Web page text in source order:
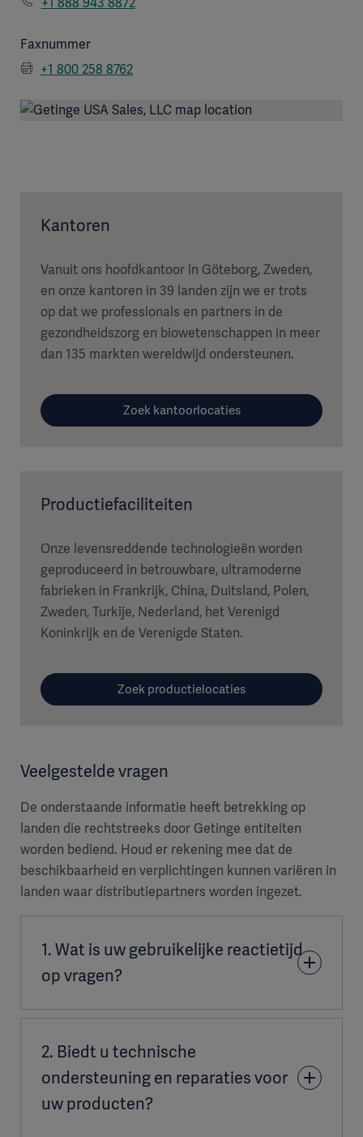
Faxnummer
+1 800 258 8762
Kantoren
Vanuit ons hoofdkantoor in Göteborg, Zweden,
en onze kantoren in 39 landen zijn we er trots
op dat we professionals en partners in de
gezondheidszorg en biowetenschappen in meer
dan 135 markten wereldwijd ondersteunen.
Zoek kantoorlocaties
Productiefaciliteiten
Onze levensreddende technologieën worden
geproduceerd in betrouwbare, ultramoderne
fabrieken in Frankrijk, China, Duitsland, Polen,
Zweden, Turkije, Nederland, het Verenigd
Koninkrijk en de Verenigde Staten.
Zoek productielocaties
Veelgestelde vragen
De onderstaande informatie heeft betrekking op
landen die rechtstreeks door Getinge entiteiten
worden bediend. Houd er rekening mee dat de
beschikbaarheid en verplichtingen kunnen variëren in
landen waar distributiepartners worden ingezet.
1. Wat is uw gebruikelijke reactietijd
op vragen?
vragen te reageren, doorgaans binnen twee tot drie
werkdagen. De reactietijd kan enigszins variëren,
afhankelijk van uw locatie. Voor de meest
nauwkeurige termijn kunt u contact opnemen met
2. Biedt u technische
ondersteuning en reparaties voor
uw producten?